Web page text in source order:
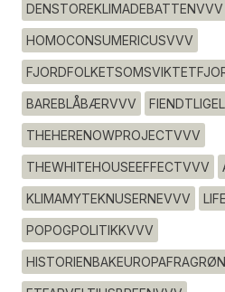
DENSTOREKLIMADEBATTENVVV
HOMOCONSUMERICUSVVV
BAREBLÅBÆRVVV
THEHERENOWPROJECTVVV
THEWHITEHOUSEEFFECTVVV
KLIMAMYTEKNUSERNEVVV
POPOGPOLITIKKVVV